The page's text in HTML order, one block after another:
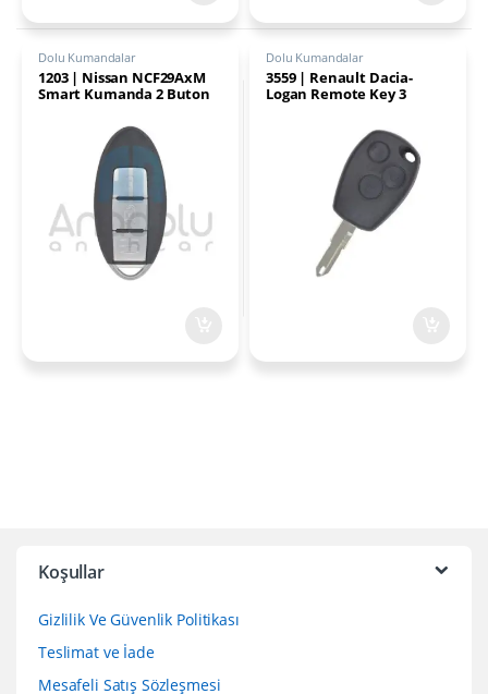
Dolu Kumandalar
1203 | Nissan NCF29AxM
Smart Kumanda 2 Buton
Dolu Kumandalar
3559 | Renault Dacia-
Logan Remote Key 3
Koşullar
Gizlilik Ve Güvenlik Politikası
Teslimat ve İade
Mesafeli Satış Sözleşmesi